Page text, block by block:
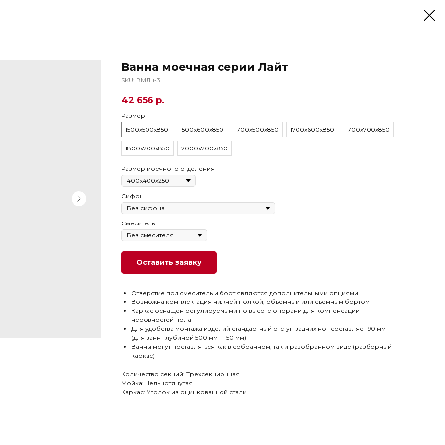
Ванна моечная серии Лайт
SKU: ВМЛц-3
42 656 р.
Размер
1500х500х850
1500х600х850 1700х500х850 1700x600х850 1700х700х850
1800х700х850 2000х700х850
Размер моечного отделения
Сифон
Cмеситель
Оставить заявку
Отверстие под смеситель и борт являются дополнительными опциями
Возможна комплектация нижней полкой, объёмным или съемным бортом
Каркас оснащен регулируемыми по высоте опорами для компенсации
неровностей пола
Для удобства монтажа изделий стандартный отступ задних ног составляет 90 мм
(для ванн глубиной 500 мм — 50 мм)
Ванны могут поставляться как в собранном, так и разобранном виде (разборный
каркас)
Количество секций: Трехсекционная
Мойка: Цельнотянутая
Каркас: Уголок из оцинкованной стали